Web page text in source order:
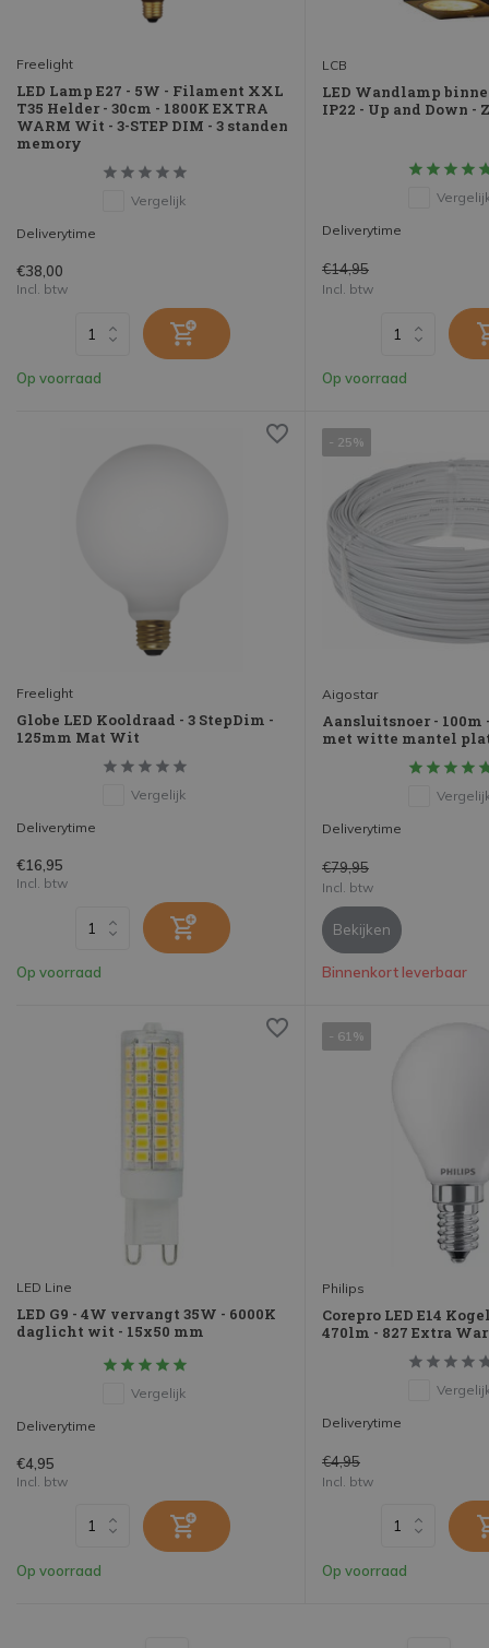
Freelight
LED Lamp E27 - 5W - Filament XXL
T35 Helder - 30cm - 1800K EXTRA
WARM Wit - 3-STEP DIM - 3 standen
memory
Vergelijk
Deliverytime
€38,00
Incl. btw
Op voorraad
LCB
LED Wandlamp
IP22 - Up and Down -
Deliverytime
€14,95
Incl. btw
Op voorraad
Freelight
Globe LED Kooldraad - 3 StepDim -
125mm Mat Wit
Vergelijk
Deliverytime
€16,95
Incl. btw
Op voorraad
- 25%
Aigostar
Aansluitsnoer - 100m
met witte mantel
Deliverytime
€79,95
Incl. btw
Bekijken
Binnenkort leverbaar
LED Line
LED G9 - 4W vervangt 35W - 6000K
daglicht wit - 15x50 mm
Vergelijk
Deliverytime
€4,95
Incl. btw
Op voorraad
- 61%
Philips
Corepro LED E14
470lm - 827 Extra
Deliverytime
€4,95
Incl. btw
Op voorraad